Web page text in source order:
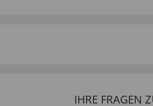
IHRE FRAGEN